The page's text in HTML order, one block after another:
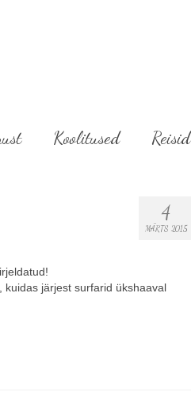
Koolitused Reisid
4
MÄRTS 2015
järjest surfarid ükshaaval